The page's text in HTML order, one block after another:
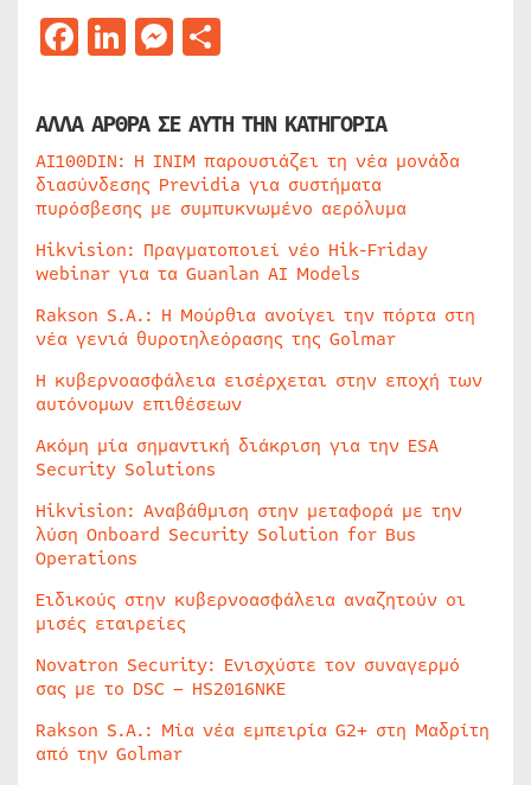
Facebook
LinkedIn
Messenger
ΑΛΛΑ ΑΡΘΡΑ ΣΕ ΑΥΤΗ ΤΗΝ ΚΑΤΗΓΟΡΙΑ
AI100DIN: Η INIM παρουσιάζει τη νέα μονάδα
διασύνδεσης Previdia για συστήματα
πυρόσβεσης με συμπυκνωμένο αερόλυμα
Hikvision: Πραγματοποιεί νέο Hik-Friday
webinar για τα Guanlan AI Models
Rakson S.A.: Η Μούρθια ανοίγει την πόρτα στη
νέα γενιά θυροτηλεόρασης της Golmar
Η κυβερνοασφάλεια εισέρχεται στην εποχή των
αυτόνομων επιθέσεων
Ακόμη μία σημαντική διάκριση για την ESA
Security Solutions
Hikvision: Αναβάθμιση στην μεταφορά με την
λύση Onboard Security Solution for Bus
Operations
Ειδικούς στην κυβερνοασφάλεια αναζητούν οι
μισές εταιρείες
Novatron Security: Ενισχύστε τον συναγερμό
σας με το DSC – HS2016NKE
Rakson S.A.: Μία νέα εμπειρία G2+ στη Μαδρίτη
από την Golmar